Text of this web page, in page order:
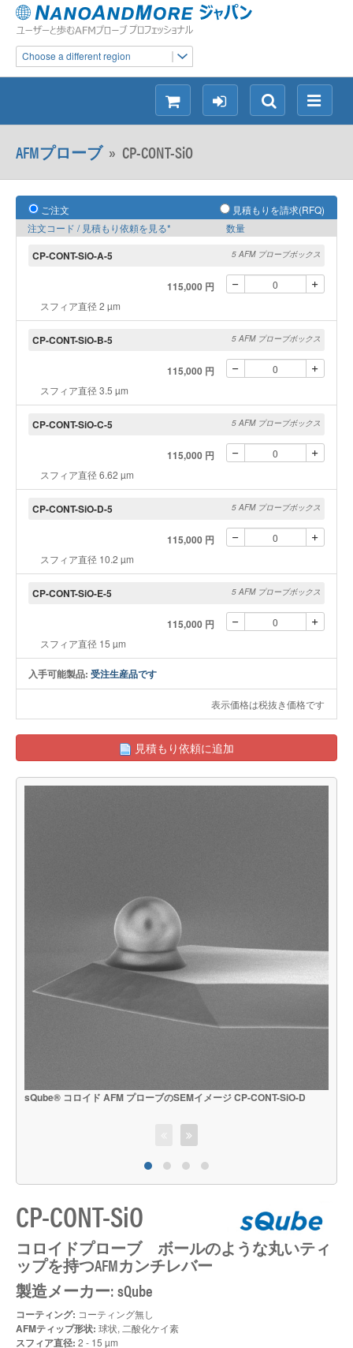
Choose a different region
メ
ニ
検
索
ロ
グ
シ
ョ
ッ
ン
AFMプローブ» CP-CONT-SiO
ご注文
見積もりを請求(RFQ)
注文コード / 見積もり依頼を見る*
数量
CP-CONT-SiO-A-5 5 AFM プローブボックス
115,000 円
スフィア直径 2 µm
CP-CONT-SiO-B-5 5 AFM プローブボックス
115,000 円
スフィア直径 3.5 µm
CP-CONT-SiO-C-5 5 AFM プローブボックス
115,000 円
スフィア直径 6.62 µm
CP-CONT-SiO-D-5 5 AFM プローブボックス
115,000 円
スフィア直径 10.2 µm
CP-CONT-SiO-E-5 5 AFM プローブボックス
115,000 円
スフィア直径 15 µm
入手可能製品: 受注生産品です
表示価格は税抜き価格です
見積もり依頼に追加
sQube® コロイド AFM プローブのSEMイメージ CP-CONT-SiO-D
CP-CONT-SiO
コロイドプローブ ボールのような丸いティ
ップを持つAFMカンチレバー
製造メーカー: sQube
コーティング: コーティング無し
AFMティップ形状: 球状, 二酸化ケイ素
スフィア直径: 2 - 15 µm